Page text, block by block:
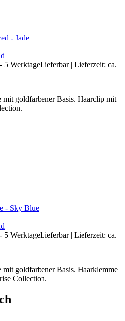
- Jade
Lieferbar | Lieferzeit: ca.
mit goldfarbener Basis. Haarclip mit
- Sky Blue
Lieferbar | Lieferzeit: ca.
mit goldfarbener Basis. Haarklemme
Collection.